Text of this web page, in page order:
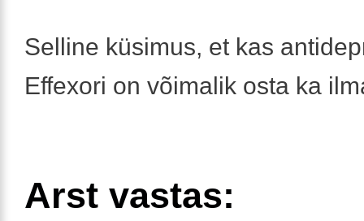
Selline küsimus, et kas
Effexori on võimalik osta ka
Arst vastas: